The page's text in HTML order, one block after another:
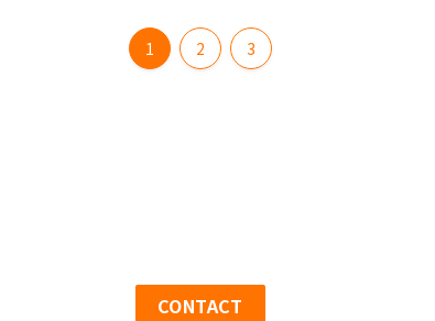
1 2 3
CONTACT